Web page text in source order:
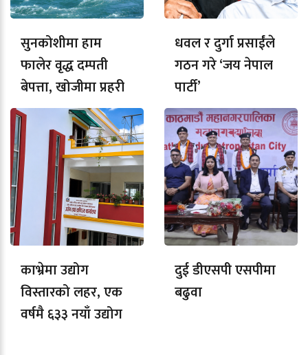
सुनकोशीमा हाम
फालेर वृद्ध दम्पती
बेपत्ता, खोजीमा प्रहरी
धवल र दुर्गा प्रसाईंले
गठन गरे ‘जय नेपाल
पार्टी’
काभ्रेमा उद्योग
विस्तारको लहर, एक
वर्षमै ६३३ नयाँ उद्योग
दुई डीएसपी एसपीमा
बढुवा